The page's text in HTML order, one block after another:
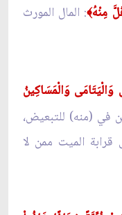
مِنْهُ﴾: المال المورث
وَالْمَسَاكِينُ
في (منه) للتبعيض،
قرابة الميت ممن لا